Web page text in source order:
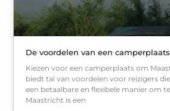
De voordelen van een
Kiezen voor een camperplaats om
biedt tal van voordelen voor reizigers
een betaalbare en flexibele manier om
Maastricht is een